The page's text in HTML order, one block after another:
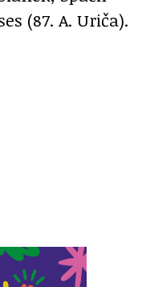
(87. A. Uriča).